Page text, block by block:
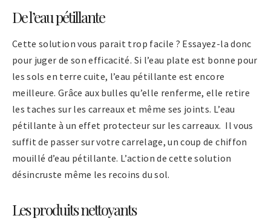
De l’eau pétillante
Cette solution vous parait trop facile ? Essayez-la donc
pour juger de son efficacité. Si l’eau plate est bonne pour
les sols en terre cuite, l’eau pétillante est encore
meilleure. Grâce aux bulles qu’elle renferme, elle retire
les taches sur les carreaux et même ses joints. L’eau
pétillante à un effet protecteur sur les carreaux. Il vous
suffit de passer sur votre carrelage, un coup de chiffon
mouillé d’eau pétillante. L’action de cette solution
désincruste même les recoins du sol.
Les produits nettoyants